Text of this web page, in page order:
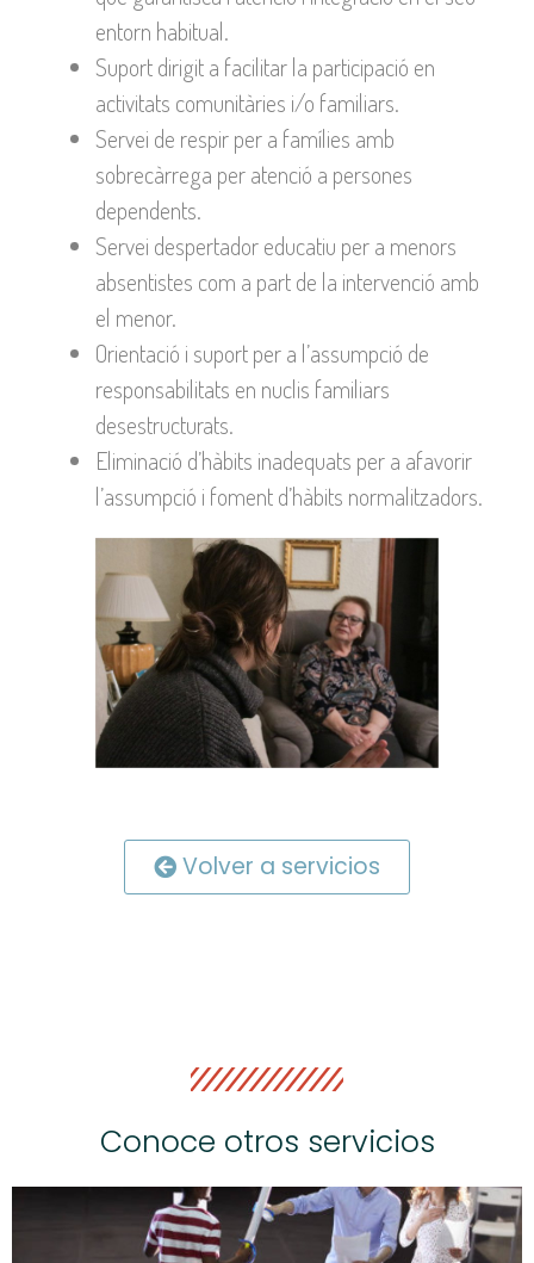
Volver a servicios
entorn habitual.
Suport dirigit a facilitar la participació en
activitats comunitàries i/o familiars.
Servei de respir per a famílies amb
sobrecàrrega per atenció a persones
dependents.
Servei despertador educatiu per a menors
absentistes com a part de la intervenció amb
el menor.
Orientació i suport per a l’assumpció de
responsabilitats en nuclis familiars
desestructurats.
Eliminació d’hàbits inadequats per a afavorir
l’assumpció i foment d’hàbits normalitzadors.
Conoce otros servicios